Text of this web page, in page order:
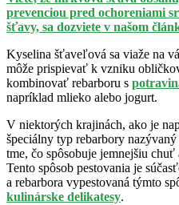
prevenciou pred ochoreniami
šťavy, sa dozviete v našom
Kyselina šťaveľová sa viaže na
môže prispievať k vzniku
kombinovať rebarboru s
napríklad mlieko alebo jogurt.
V niektorých krajinách, ako je
špeciálny typ rebarbory
tme, čo spôsobuje jemnejšiu
Tento spôsob pestovania je
a rebarbora vypestovaná týmto
kulinárske delikatesy.